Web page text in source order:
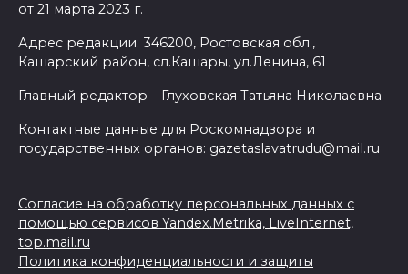
от 21 марта 2023 г.
Адрес редакции: 346200, Ростовская обл.,
Кашарский район, сл.Кашары, ул.Ленина, 61
Главный редактор – Глуховская Татьяна Николаевна
Контактные данные для Роскомнадзора и
государственных органов: gazetaslavatrudu@mail.ru
Согласие на обработку персональных данных с
помощью сервисов Yandex.Metrika, LiveInternet,
top.mail.ru
Политика конфиденциальности и защиты